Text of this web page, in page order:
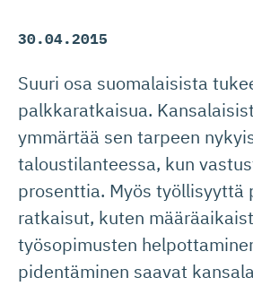
30.04.2015
Suuri osa suomalaisista
palkkaratkaisua.
ymmärtää sen tarpeen
taloustilanteessa, kun
prosenttia. Myös työllisyyttä
ratkaisut, kuten
työsopimusten
pidentäminen saavat